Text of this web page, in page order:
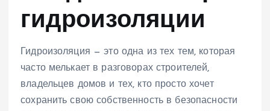
гидроизоляции
Гидроизоляция — это одна из тех тем, которая
часто мелькает в разговорах строителей,
владельцев домов и тех, кто просто хочет
сохранить свою собственность в безопасности